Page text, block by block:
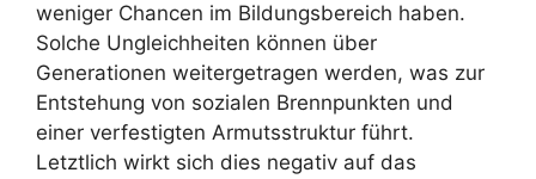
weniger Chancen im Bildungsbereich haben.
Solche Ungleichheiten können über
Generationen weitergetragen werden, was zur
Entstehung von sozialen Brennpunkten und
einer verfestigten Armutsstruktur führt.
Letztlich wirkt sich dies negativ auf das